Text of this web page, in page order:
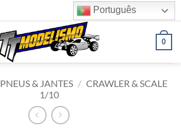
Português
0
PNEUS & JANTES / CRAWLER & SCALE
1/10